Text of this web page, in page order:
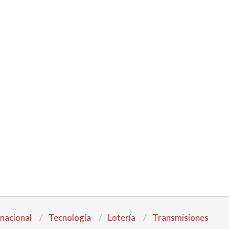
Tecnología Lotería Transmisiones